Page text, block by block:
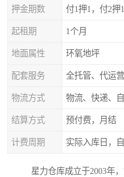
押金期数 付1押1，付2押
起租期 1个月
地面属性 环氧地坪
配套服务 全托管、代运营
物流方式 物流、快递、
结算方式 预付费，月结
计费周期 实际入库日，
星力仓库成立于2003年